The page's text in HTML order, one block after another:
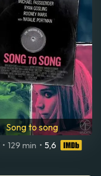
Song to song
• 129 min • 5,6